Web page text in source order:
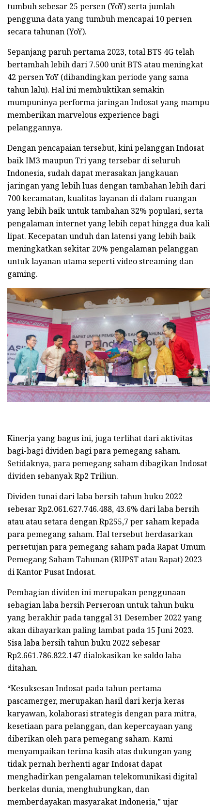
tumbuh sebesar 25 persen (YoY) serta jumlah
pengguna data yang tumbuh mencapai 10 persen
secara tahunan (YoY).
Sepanjang paruh pertama 2023, total BTS 4G telah
bertambah lebih dari 7.500 unit BTS atau meningkat
42 persen YoY (dibandingkan periode yang sama
tahun lalu). Hal ini membuktikan semakin
mumpuninya performa jaringan Indosat yang mampu
memberikan marvelous experience bagi
pelanggannya.
Dengan pencapaian tersebut, kini pelanggan Indosat
baik IM3 maupun Tri yang tersebar di seluruh
Indonesia, sudah dapat merasakan jangkauan
jaringan yang lebih luas dengan tambahan lebih dari
700 kecamatan, kualitas layanan di dalam ruangan
yang lebih baik untuk tambahan 32% populasi, serta
pengalaman internet yang lebih cepat hingga dua kali
lipat. Kecepatan unduh dan latensi yang lebih baik
meningkatkan sekitar 20% pengalaman pelanggan
untuk layanan utama seperti video streaming dan
gaming.
Kinerja yang bagus ini, juga terlihat dari aktivitas
bagi-bagi dividen bagi para pemegang saham.
Setidaknya, para pemegang saham dibagikan Indosat
dividen sebanyak Rp2 Triliun.
Dividen tunai dari laba bersih tahun buku 2022
sebesar Rp2.061.627.746.488, 43.6% dari laba bersih
atau atau setara dengan Rp255,7 per saham kepada
para pemegang saham. Hal tersebut berdasarkan
persetujan para pemegang saham pada Rapat Umum
Pemegang Saham Tahunan (RUPST atau Rapat) 2023
di Kantor Pusat Indosat.
Pembagian dividen ini merupakan penggunaan
sebagian laba bersih Perseroan untuk tahun buku
yang berakhir pada tanggal 31 Desember 2022 yang
akan dibayarkan paling lambat pada 15 Juni 2023.
Sisa laba bersih tahun buku 2022 sebesar
Rp2.661.786.822.147 dialokasikan ke saldo laba
ditahan.
“Kesuksesan Indosat pada tahun pertama
pascamerger, merupakan hasil dari kerja keras
karyawan, kolaborasi strategis dengan para mitra,
kesetiaan para pelanggan, dan kepercayaan yang
diberikan oleh para pemegang saham. Kami
menyampaikan terima kasih atas dukungan yang
tidak pernah berhenti agar Indosat dapat
menghadirkan pengalaman telekomunikasi digital
berkelas dunia, menghubungkan, dan
memberdayakan masyarakat Indonesia,” ujar